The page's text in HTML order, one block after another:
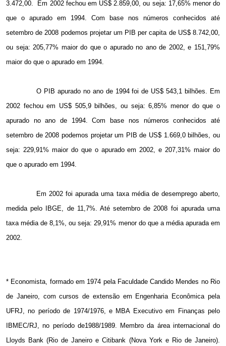
3.472,00.
Em 2002 fechou em US$ 2.859,00, ou seja: 17,65% menor do
que o apurado em 1994. Com base nos números conhecidos até
setembro de 2008 podemos projetar um PIB per capita de US$ 8.742,00,
ou seja: 205,77% maior do que o apurado no ano de 2002, e 151,79%
maior do que o apurado em 1994.
O PIB apurado no ano de 1994 foi de US$ 543,1 bilhões. Em
2002 fechou em US$ 505,9 bilhões, ou seja: 6,85% menor do que o
apurado no ano de 1994. Com base nos números conhecidos até
setembro de 2008 podemos projetar um PIB de US$ 1.669,0 bilhões, ou
seja: 229,91% maior do que o apurado em 2002, e 207,31% maior do
que o apurado em 1994.
Em 2002 foi apurada uma taxa média de desemprego aberto,
medida pelo IBGE, de 11,7%. Até setembro de 2008 foi apurada uma
taxa média de 8,1%, ou seja: 29,91% menor do que a média apurada em
2002.
* Economista, formado em 1974 pela Faculdade Candido Mendes no Rio
de Janeiro, com cursos de extensão em Engenharia Econômica pela
UFRJ, no período de 1974/1976, e MBA Executivo em Finanças pelo
IBMEC/RJ, no período de1988/1989. Membro da área internacional do
Lloyds Bank (Rio de Janeiro e Citibank (Nova York e Rio de Janeiro).